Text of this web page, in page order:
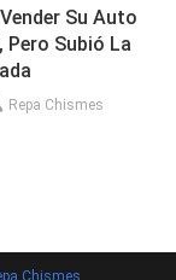
Su Auto
Subió La
Repa Chismes
Chismes